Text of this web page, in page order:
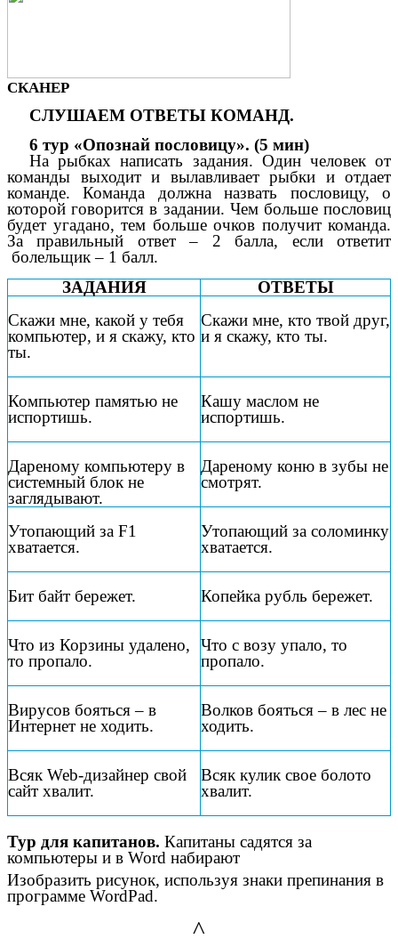
СКАНЕР
СЛУШАЕМ ОТВЕТЫ КОМАНД.
6 тур «Опознай пословицу». (5 мин)
На рыбках написать задания. Один человек от
команды выходит и вылавливает рыбки и отдает
команде. Команда должна назвать пословицу, о
которой говорится в задании. Чем больше пословиц
будет угадано, тем больше очков получит команда.
За правильный ответ – 2 балла, если ответит
болельщик – 1 балл.
ЗАДАНИЯ
ОТВЕТЫ
Скажи мне, какой у тебя
компьютер, и я скажу, кто
ты.
Скажи мне, кто твой друг,
и я скажу, кто ты.
Компьютер памятью не
испортишь.
Кашу маслом не
испортишь.
Дареному компьютеру в
системный блок не
заглядывают.
Дареному коню в зубы не
смотрят.
Утопающий за F1
хватается.
Утопающий за соломинку
хватается.
Бит байт бережет. Копейка рубль бережет.
Что из Корзины удалено,
то пропало.
Что с возу упало, то
пропало.
Вирусов бояться – в
Интернет не ходить.
Волков бояться – в лес не
ходить.
Всяк Web-дизайнер свой
сайт хвалит.
Всяк кулик свое болото
хвалит.
Тур для капитанов. Капитаны садятся за
компьютеры и в Word набирают
Изобразить рисунок, используя знаки препинания в
программе WordPad.
^